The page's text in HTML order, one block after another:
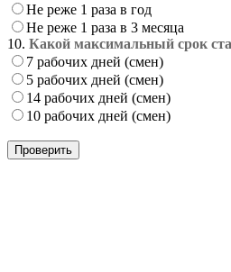
Не реже 1 раза в год
Не реже 1 раза в 3 месяца
10. Какой максимальный срок
7 рабочих дней (смен)
5 рабочих дней (смен)
14 рабочих дней (смен)
10 рабочих дней (смен)